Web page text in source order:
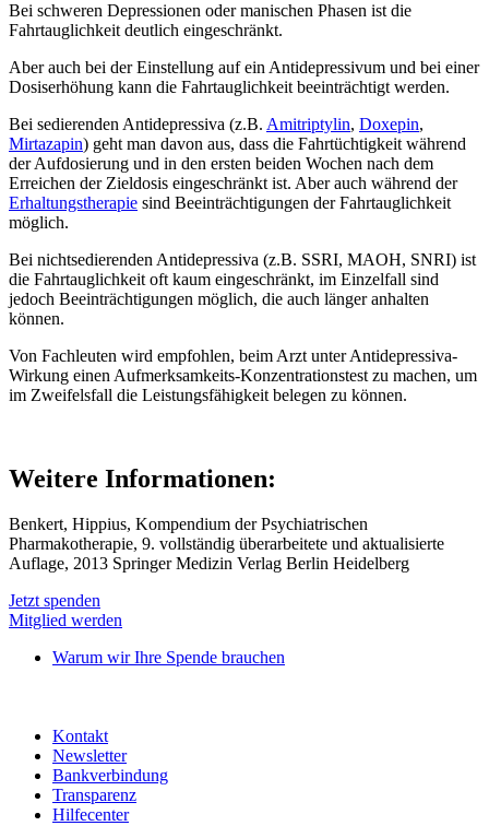
Bei schweren Depressionen oder manischen Phasen ist die
Fahrtauglichkeit deutlich eingeschränkt.
Aber auch bei der Einstellung auf ein Antidepressivum und bei einer
Dosiserhöhung kann die Fahrtauglichkeit beeinträchtigt werden.
Bei sedierenden Antidepressiva (z.B. Amitriptylin, Doxepin,
Mirtazapin) geht man davon aus, dass die Fahrtüchtigkeit während
der Aufdosierung und in den ersten beiden Wochen nach dem
Erreichen der Zieldosis eingeschränkt ist. Aber auch während der
Erhaltungstherapie sind Beeinträchtigungen der Fahrtauglichkeit
möglich.
Bei nichtsedierenden Antidepressiva (z.B. SSRI, MAOH, SNRI) ist
die Fahrtauglichkeit oft kaum eingeschränkt, im Einzelfall sind
jedoch Beeinträchtigungen möglich, die auch länger anhalten
können.
Von Fachleuten wird empfohlen, beim Arzt unter Antidepressiva-
Wirkung einen Aufmerksamkeits-Konzentrationstest zu machen, um
im Zweifelsfall die Leistungsfähigkeit belegen zu können.
Weitere Informationen:
Benkert, Hippius, Kompendium der Psychiatrischen
Pharmakotherapie, 9. vollständig überarbeitete und aktualisierte
Auflage, 2013 Springer Medizin Verlag Berlin Heidelberg
Jetzt spenden
Mitglied werden
Warum wir Ihre Spende brauchen
Kontakt
Newsletter
Bankverbindung
Transparenz
Hilfecenter